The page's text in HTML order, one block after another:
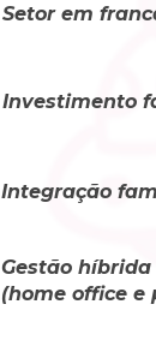
Setor em
Investimento
Integração
Gestão híbrida
(home office e